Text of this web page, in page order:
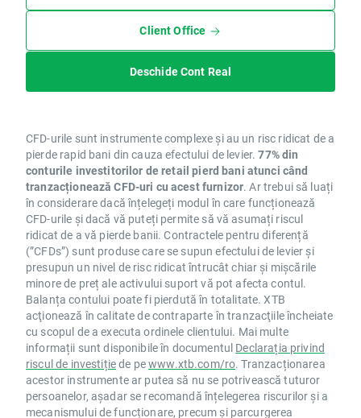
Client Office
Deschide Cont Real
CFD-urile sunt instrumente complexe și au un risc ridicat de a
pierde rapid bani din cauza efectului de levier.77% din
conturile investitorilor de retail pierd bani atunci când
tranzacționează CFD-uri cu acest furnizor. Ar trebui să luați
în considerare dacă înțelegeți modul în care funcționează
CFD-urile și dacă vă puteți permite să vă asumați riscul
ridicat de a vă pierde banii. Contractele pentru diferență
(”CFDs”) sunt produse care se supun efectului de levier și
presupun un nivel de risc ridicat întrucât chiar și mișcările
minore de preț ale activului suport vă pot afecta contul.
Balanța contului poate fi pierdută în totalitate. XTB
acţionează în calitate de contraparte în tranzacţiile încheiate
cu scopul de a executa ordinele clientului. Mai multe
informații sunt disponibile în documentul Declarația privind
riscul de investițiede pewww.xtb.com/ro. Tranzacționarea
acestor instrumente ar putea să nu se potrivească tuturor
persoanelor, așadar se recomandă înțelegerea riscurilor și a
mecanismului de funcționare, precum și parcurgerea